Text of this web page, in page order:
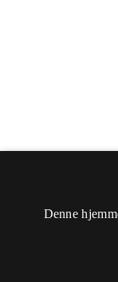
Denne